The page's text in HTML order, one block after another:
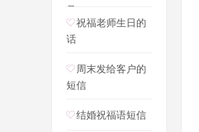
旦，
祝福老师生日的
话
周末发给客户的
短信
结婚祝福语短信